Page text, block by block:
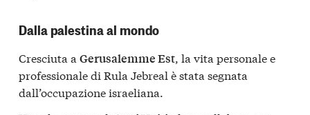
Dalla palestina al mondo
Cresciuta a Gerusalemme Est , la vita personale e
professionale di Rula Jebreal è stata segnata
dall’occupazione israeliana.